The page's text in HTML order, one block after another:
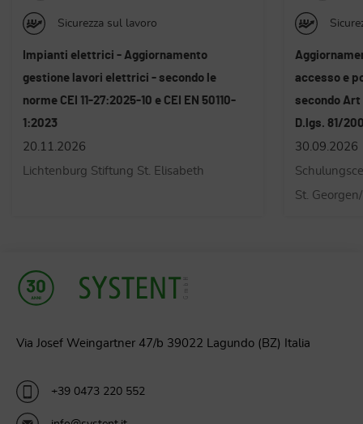
Sicurezza sul lavoro
Aggiornamento per addetti ai sistemi di
accesso e posizionamento mediante Funi -
secondo Art 116 e dall'allegato XXI del
D.lgs. 81/2008
30.09.2026
Schulungscenter der KronSafety GmbH in
Formazione
nel settore
sensi
´accordo
15 -
Via Josef Weingartner 47/b 39022 Lagundo (BZ) Italia
+39 0473 220 552